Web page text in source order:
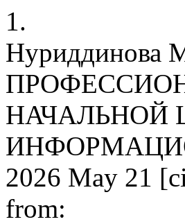
1.
Нуриддинова
НАЧАЛЬНОЙ
2026 May 21
from: